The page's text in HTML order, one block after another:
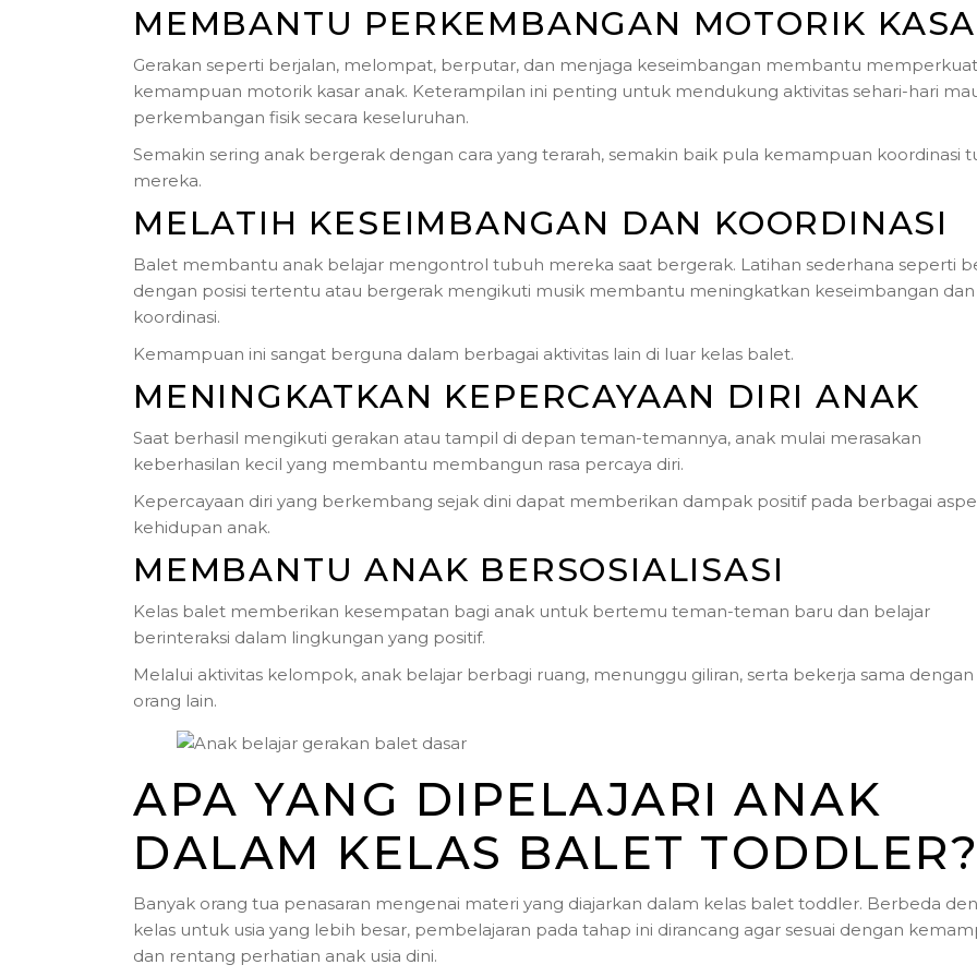
MEMBANTU PERKEMBANGAN MOTORIK
Gerakan seperti berjalan, melompat, berputar, dan menjaga keseimbangan membantu memperkuat
kemampuan motorik kasar anak. Keterampilan ini penting untuk mendukung aktivitas sehari-hari
perkembangan fisik secara keseluruhan.
Semakin sering anak bergerak dengan cara yang terarah, semakin baik pula kemampuan koordinasi
mereka.
MELATIH KESEIMBANGAN DAN KOORDINASI
Balet membantu anak belajar mengontrol tubuh mereka saat bergerak. Latihan sederhana seperti
dengan posisi tertentu atau bergerak mengikuti musik membantu meningkatkan keseimbangan dan
koordinasi.
Kemampuan ini sangat berguna dalam berbagai aktivitas lain di luar kelas balet.
MENINGKATKAN KEPERCAYAAN DIRI ANAK
Saat berhasil mengikuti gerakan atau tampil di depan teman-temannya, anak mulai merasakan
keberhasilan kecil yang membantu membangun rasa percaya diri.
Kepercayaan diri yang berkembang sejak dini dapat memberikan dampak positif pada berbagai
kehidupan anak.
MEMBANTU ANAK BERSOSIALISASI
Kelas balet memberikan kesempatan bagi anak untuk bertemu teman-teman baru dan belajar
berinteraksi dalam lingkungan yang positif.
Melalui aktivitas kelompok, anak belajar berbagi ruang, menunggu giliran, serta bekerja sama dengan
orang lain.
APA YANG DIPELAJARI ANAK
DALAM KELAS BALET TODDLER?
Banyak orang tua penasaran mengenai materi yang diajarkan dalam kelas balet toddler. Berbeda
kelas untuk usia yang lebih besar, pembelajaran pada tahap ini dirancang agar sesuai dengan
dan rentang perhatian anak usia dini.